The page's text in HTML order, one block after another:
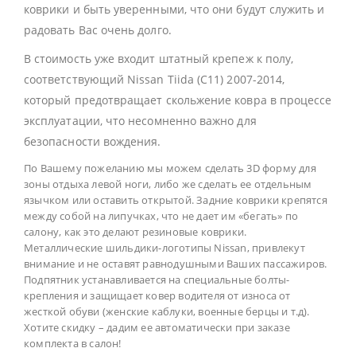
коврики и быть уверенными, что они будут служить и
радовать Вас очень долго.
В стоимость уже входит штатный крепеж к полу,
соответствующий Nissan Tiida (C11) 2007-2014,
который предотвращает скольжение ковра в процессе
эксплуатации, что несомненно важно для
безопасности вождения.
По Вашему пожеланию мы можем сделать 3D форму для
зоны отдыха левой ноги, либо же сделать ее отдельным
язычком или оставить открытой. Задние коврики крепятся
между собой на липучках, что не дает им «бегать» по
салону, как это делают резиновые коврики.
Металлические шильдики-логотипы Nissan, привлекут
внимание и не оставят равнодушными Ваших пассажиров.
Подпятник устанавливается на специальные болты-
крепления и защищает ковер водителя от износа от
жесткой обуви (женские каблуки, военные берцы и т.д).
Хотите скидку – дадим ее автоматически при заказе
комплекта в салон!